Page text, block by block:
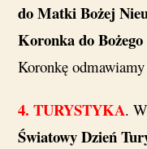
do Matki Bożej
Koronka do
Koronkę
4.TURYSTYKA.
Światowy Dzień